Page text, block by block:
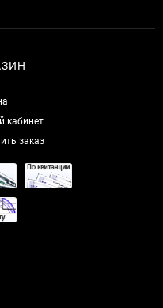
кабинет
заказ